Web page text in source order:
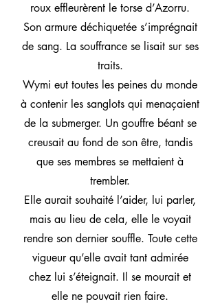
roux effleurèrent le torse d’Azorru.
Son armure déchiquetée s’imprégnait
de sang. La souffrance se lisait sur ses
traits.
Wymi eut toutes les peines du monde
à contenir les sanglots qui menaçaient
de la submerger. Un gouffre béant se
creusait au fond de son être, tandis
que ses membres se mettaient à
trembler.
Elle aurait souhaité l’aider, lui parler,
mais au lieu de cela, elle le voyait
rendre son dernier souffle. Toute cette
vigueur qu’elle avait tant admirée
chez lui s’éteignait. Il se mourait et
elle ne pouvait rien faire.